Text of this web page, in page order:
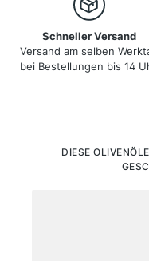
Schneller Versand
Versand am selben
bei Bestellungen bis 14
Produktgalerie
DIESE